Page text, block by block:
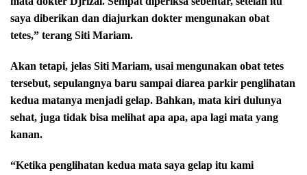
saya diberikan dan diajurkan dokter mengunakan obat
tetes,” terang Siti Mariam.
Akan tetapi, jelas Siti Mariam, usai mengunakan obat tetes
tersebut, sepulangnya baru sampai diarea parkir penglihatan
kedua matanya menjadi gelap. Bahkan, mata kiri dulunya
sehat, juga tidak bisa melihat apa apa, apa lagi mata yang
kanan.
“Ketika penglihatan kedua mata saya gelap itu kami